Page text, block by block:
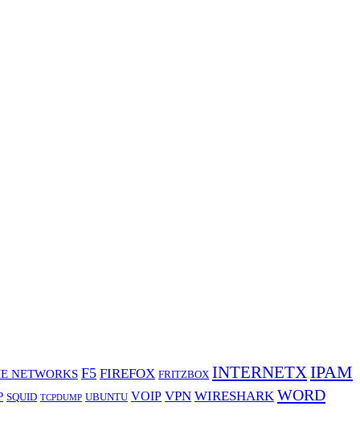
NETWORKS F5 FIREFOX FRITZBOX INTERNETXIPAM
SQUID TCPDUMP UBUNTU VOIP VPN WIRESHARK WORD